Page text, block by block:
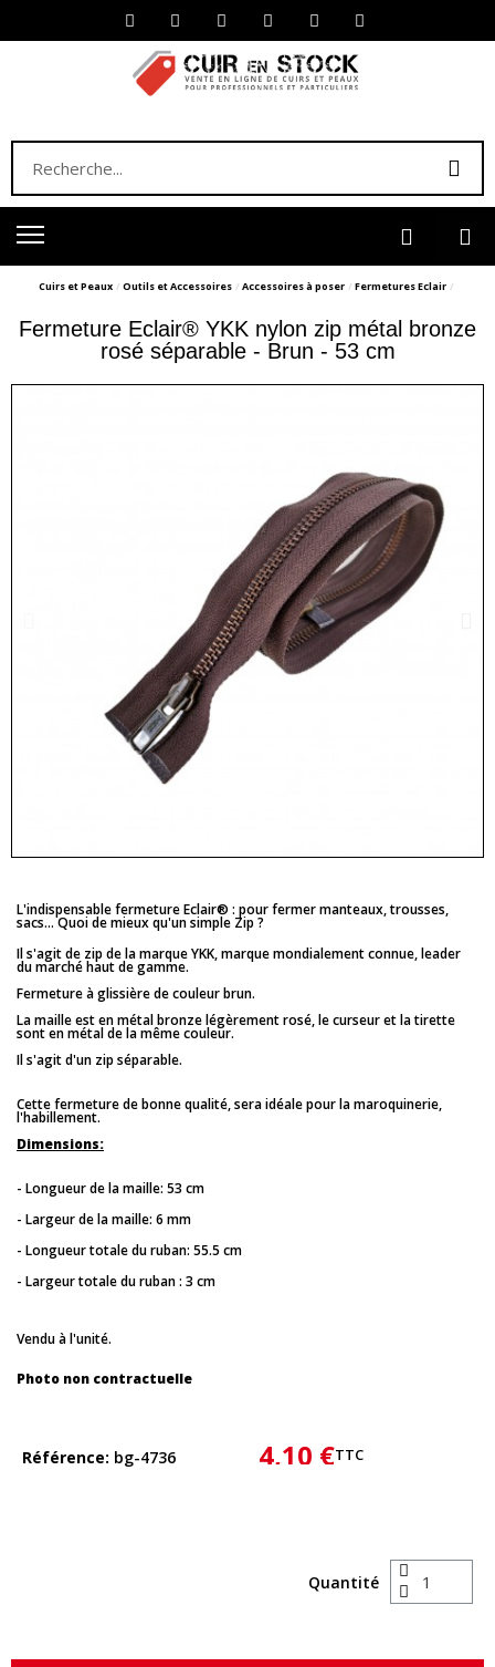
Cuirs et Peaux Outils et Accessoires Accessoires à poser Fermetures Eclair
Fermeture Eclair® YKK nylon zip métal bronze
rosé séparable - Brun - 53 cm
L'indispensable fermeture Eclair® : pour fermer manteaux, trousses,
sacs... Quoi de mieux qu'un simple Zip ?
Il s'agit de zip de la marque YKK, marque mondialement connue, leader
du marché haut de gamme.
Fermeture à glissière de couleur brun.
La maille est en métal bronze légèrement rosé, le curseur et la tirette
sont en métal de la même couleur.
Il s'agit d'un zip séparable.
Cette fermeture de bonne qualité, sera idéale pour la maroquinerie,
l'habillement.
Dimensions:
- Longueur de la maille: 53 cm
- Largeur de la maille: 6 mm
- Longueur totale du ruban: 55.5 cm
- Largeur totale du ruban : 3 cm
Vendu à l'unité.
Photo non contractuelle
Référence bg-4736 4,10 €TTC
Quantité